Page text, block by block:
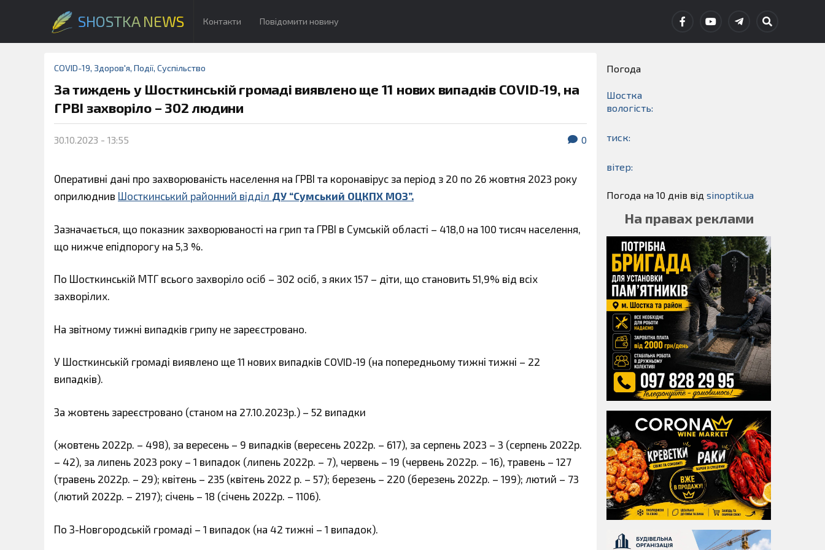
SHOSTKA NEWS Контакти Повідомити новину
COVID-19, Здоров'я, Події, Суспільство
За тиждень у Шосткинській громаді виявлено ще 11 нових випадків COVID-19, на
ГРВІ захворіло – 302 людини
30.10.2023 - 13:55 0
Оперативні дані про захворюваність населення на ГРВІ та коронавірус за період з 20 по 26 жовтня 2023 року
оприлюднив Шосткинський районний відділ ДУ “Сумський ОЦКПХ МОЗ”.
Зазначається, що показник захворюваності на грип та ГРВІ в Сумській області – 418,0 на 100 тисяч населення,
що нижче епідпорогу на 5,3 %.
По Шосткинській МТГ всього захворіло осіб – 302 осіб, з яких 157 – діти, що становить 51,9% від всіх
захворілих.
На звітному тижні випадків грипу не зареєстровано.
У Шосткинській громаді виявлено ще 11 нових випадків COVID-19 (на попередньому тижні тижні – 22
випадків).
За жовтень зареєстровано (станом на 27.10.2023р.) – 52 випадки
(жовтень 2022р. – 498), за вересень – 9 випадків (вересень 2022р. – 617), за серпень 2023 – 3 (серпень 2022р.
– 42), за липень 2023 року – 1 випадок (липень 2022р. – 7), червень – 19 (червень 2022р. – 16), травень – 127
(травень 2022р. – 29); квітень – 235 (квітень 2022 р. – 57); березень – 220 (березень 2022р. – 199); лютий – 73
(лютий 2022р. – 2197); січень – 18 (січень 2022р. – 1106).
По З-Новгородській громаді – 1 випадок (на 42 тижні – 1 випадок).
Погода
Шостка
вологість:
тиск:
вітер:
Погода на 10 днів від sinoptik.ua
На правах реклами